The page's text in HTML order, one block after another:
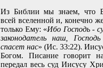
Из Библии мы знаем, что
всей вселенной и, конечно
только Ему: «Ибо Господь -
законодатель наш,
спасет нас» (Ис. 33:22).
Богом. Писание говорит
передал весь суд Иисусу